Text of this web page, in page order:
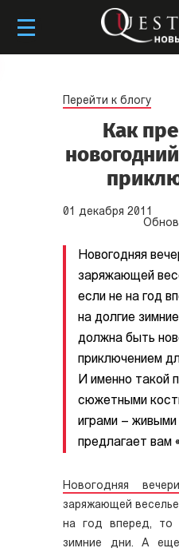
Перейти к блогу
Как
01 декабря 2011
Новогодняя
заряжающей
если не на год
на долгие
должна быть
приключением
И именно такой
сюжетными
играми –
предлагает вам
Новогодняя
заряжающей
на год вперед, то
зимние дни. А